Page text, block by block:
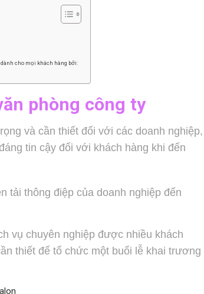
cho mọi khách hàng bởi:
phòng công ty
và cần thiết đối với các doanh nghiệp,
tin cậy đối với khách hàng khi đến
tải thông điệp của doanh nghiệp đến
vụ chuyên nghiệp được nhiều khách
thiết để tổ chức một buổi lễ khai trương